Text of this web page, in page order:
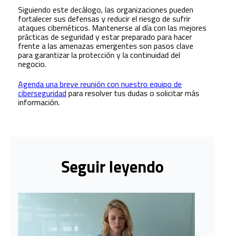
Siguiendo este decálogo, las organizaciones pueden
fortalecer sus defensas y reducir el riesgo de sufrir
ataques cibernéticos. Mantenerse al día con las mejores
prácticas de seguridad y estar preparado para hacer
frente a las amenazas emergentes son pasos clave
para garantizar la protección y la continuidad del
negocio.
Agenda una breve reunión con nuestro equipo de
ciberseguridad para resolver tus dudas o solicitar más
información.
Seguir leyendo